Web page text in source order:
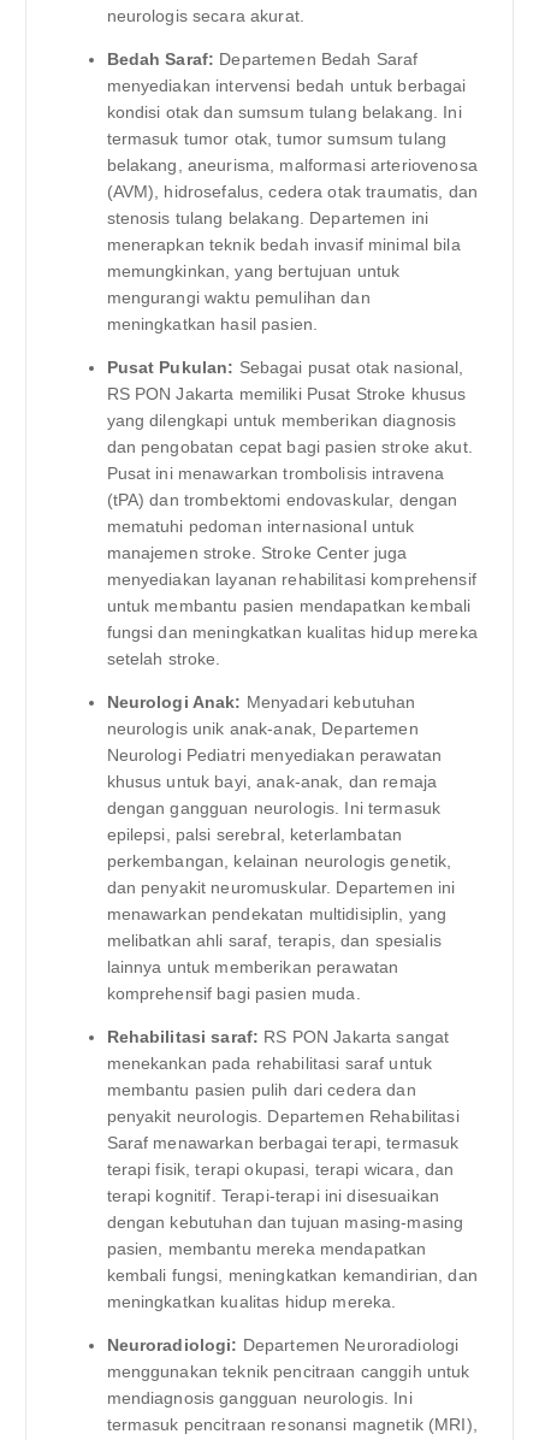
neurologis secara akurat.
Bedah Saraf: Departemen Bedah Saraf
menyediakan intervensi bedah untuk berbagai
kondisi otak dan sumsum tulang belakang. Ini
termasuk tumor otak, tumor sumsum tulang
belakang, aneurisma, malformasi arteriovenosa
(AVM), hidrosefalus, cedera otak traumatis, dan
stenosis tulang belakang. Departemen ini
menerapkan teknik bedah invasif minimal bila
memungkinkan, yang bertujuan untuk
mengurangi waktu pemulihan dan
meningkatkan hasil pasien.
Pusat Pukulan: Sebagai pusat otak nasional,
RS PON Jakarta memiliki Pusat Stroke khusus
yang dilengkapi untuk memberikan diagnosis
dan pengobatan cepat bagi pasien stroke akut.
Pusat ini menawarkan trombolisis intravena
(tPA) dan trombektomi endovaskular, dengan
mematuhi pedoman internasional untuk
manajemen stroke. Stroke Center juga
menyediakan layanan rehabilitasi komprehensif
untuk membantu pasien mendapatkan kembali
fungsi dan meningkatkan kualitas hidup mereka
setelah stroke.
Neurologi Anak: Menyadari kebutuhan
neurologis unik anak-anak, Departemen
Neurologi Pediatri menyediakan perawatan
khusus untuk bayi, anak-anak, dan remaja
dengan gangguan neurologis. Ini termasuk
epilepsi, palsi serebral, keterlambatan
perkembangan, kelainan neurologis genetik,
dan penyakit neuromuskular. Departemen ini
menawarkan pendekatan multidisiplin, yang
melibatkan ahli saraf, terapis, dan spesialis
lainnya untuk memberikan perawatan
komprehensif bagi pasien muda.
Rehabilitasi saraf: RS PON Jakarta sangat
menekankan pada rehabilitasi saraf untuk
membantu pasien pulih dari cedera dan
penyakit neurologis. Departemen Rehabilitasi
Saraf menawarkan berbagai terapi, termasuk
terapi fisik, terapi okupasi, terapi wicara, dan
terapi kognitif. Terapi-terapi ini disesuaikan
dengan kebutuhan dan tujuan masing-masing
pasien, membantu mereka mendapatkan
kembali fungsi, meningkatkan kemandirian, dan
meningkatkan kualitas hidup mereka.
Neuroradiologi: Departemen Neuroradiologi
menggunakan teknik pencitraan canggih untuk
mendiagnosis gangguan neurologis. Ini
termasuk pencitraan resonansi magnetik (MRI),